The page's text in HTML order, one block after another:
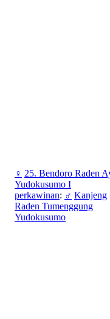
♀ 25. Bendoro Raden
Yudokusumo I
perkawinan: ♂ Kanjeng
Raden Tumenggung
Yudokusumo